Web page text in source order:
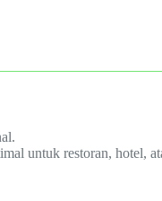
untuk restoran, hotel,